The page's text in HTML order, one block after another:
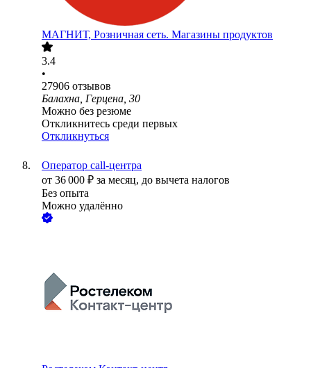
МАГНИТ, Розничная сеть. Магазины продуктов
3.4
•
27906 отзывов
Балахна, Герцена, 30
Можно без резюме
Откликнитесь среди первых
Откликнуться
Оператор call-центра
от 36 000 ₽ за месяц, до вычета налогов
Без опыта
Можно удалённо